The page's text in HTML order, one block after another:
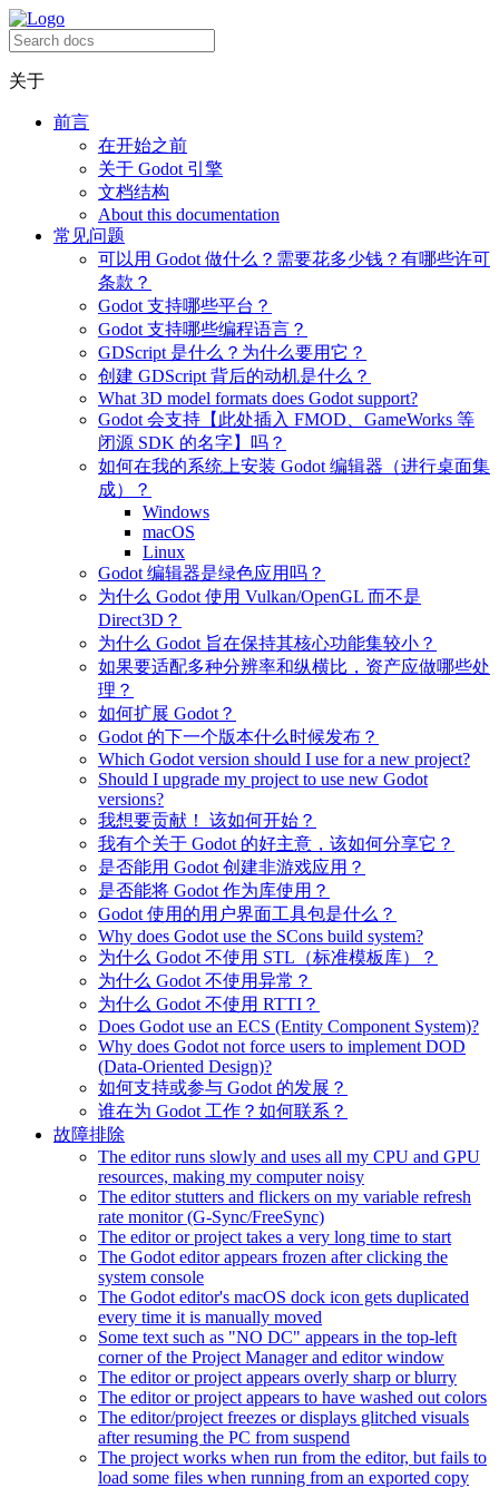
关于
前言
在开始之前
关于 Godot 引擎
文档结构
About this documentation
常见问题
可以用 Godot 做什么？需要花多少钱？有哪些许可
条款？
Godot 支持哪些平台？
Godot 支持哪些编程语言？
GDScript 是什么？为什么要用它？
创建 GDScript 背后的动机是什么？
What 3D model formats does Godot support?
Godot 会支持【此处插入 FMOD、GameWorks 等
闭源 SDK 的名字】吗？
如何在我的系统上安装 Godot 编辑器（进行桌面集
成）？
Windows
macOS
Linux
Godot 编辑器是绿色应用吗？
为什么 Godot 使用 Vulkan/OpenGL 而不是
Direct3D？
为什么 Godot 旨在保持其核心功能集较小？
如果要适配多种分辨率和纵横比，资产应做哪些处
理？
如何扩展 Godot？
Godot 的下一个版本什么时候发布？
Which Godot version should I use for a new project?
Should I upgrade my project to use new Godot
versions?
我想要贡献！ 该如何开始？
我有个关于 Godot 的好主意，该如何分享它？
是否能用 Godot 创建非游戏应用？
是否能将 Godot 作为库使用？
Godot 使用的用户界面工具包是什么？
Why does Godot use the SCons build system?
为什么 Godot 不使用 STL（标准模板库）？
为什么 Godot 不使用异常？
为什么 Godot 不使用 RTTI？
Does Godot use an ECS (Entity Component System)?
Why does Godot not force users to implement DOD
(Data-Oriented Design)?
如何支持或参与 Godot 的发展？
谁在为 Godot 工作？如何联系？
故障排除
The editor runs slowly and uses all my CPU and GPU
resources, making my computer noisy
The editor stutters and flickers on my variable refresh
rate monitor (G-Sync/FreeSync)
The editor or project takes a very long time to start
The Godot editor appears frozen after clicking the
system console
The Godot editor's macOS dock icon gets duplicated
every time it is manually moved
Some text such as "NO DC" appears in the top-left
corner of the Project Manager and editor window
The editor or project appears overly sharp or blurry
The editor or project appears to have washed out colors
The editor/project freezes or displays glitched visuals
after resuming the PC from suspend
The project works when run from the editor, but fails to
load some files when running from an exported copy